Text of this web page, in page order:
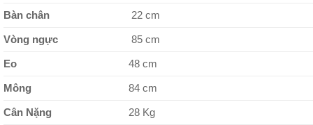
Bàn chân 22 cm
Vòng ngực 85 cm
Eo 48 cm
Mông 84 cm
Cân Nặng 28 Kg